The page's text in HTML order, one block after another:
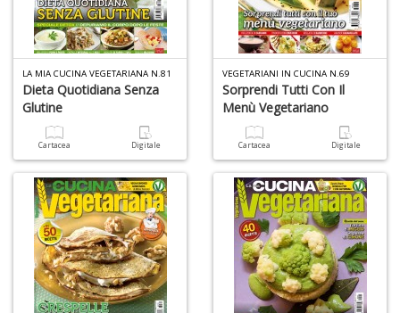
LA MIA CUCINA VEGETARIANA N.81
Dieta Quotidiana Senza
Glutine
Cartacea Digitale
VEGETARIANI IN CUCINA N.69
Sorprendi Tutti Con Il
Menù Vegetariano
Cartacea Digitale